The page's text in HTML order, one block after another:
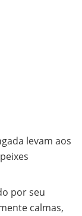
levam aos
por seu
calmas,